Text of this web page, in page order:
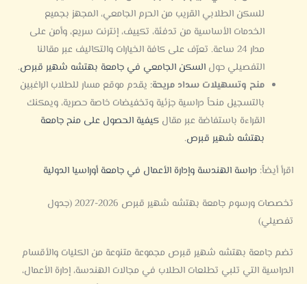
للسكن الطلابي القريب من الحرم الجامعي، المجهز بجميع
الخدمات الأساسية من تدفئة، تكييف، إنترنت سريع، وأمن على
مدار 24 ساعة. تعرّف على كافة الخيارات والتكاليف عبر مقالنا
التفصيلي حول السكن الجامعي في جامعة بهتشه شهير قبرص.
منح وتسهيلات سداد مريحة: يقدم موقع مسار للطلاب الراغبين
بالتسجيل منحاً دراسية جزئية وتخفيضات خاصة حصرية، ويمكنك
القراءة باستفاضة عبر مقال كيفية الحصول على منح جامعة
بهتشه شهير قبرص.
اقرأ أيضاً: دراسة الهندسة وإدارة الأعمال في جامعة أوراسيا الدولية
تخصصات ورسوم جامعة بهتشه شهير قبرص 2026-2027 (جدول
تفصيلي)
تضم جامعة بهتشه شهير قبرص مجموعة متنوعة من الكليات والأقسام
الدراسية التي تلبي تطلعات الطلاب في مجالات الهندسة، إدارة الأعمال،